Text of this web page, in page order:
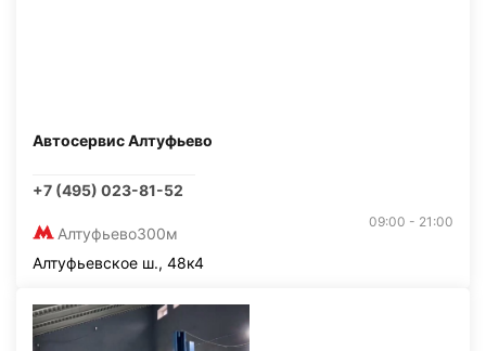
Автосервис Алтуфьево
+7 (495) 023-81-52
Алтуфьево300м
09:00 - 21:00
Алтуфьевское ш., 48к4